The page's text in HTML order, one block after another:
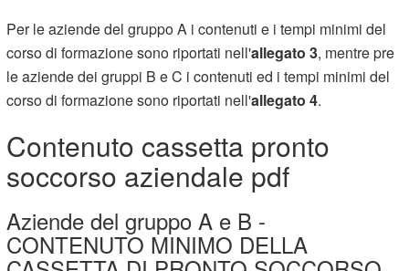
Per le aziende del gruppo A i contenuti e i tempi minimi del
corso di formazione sono riportati nell'allegato 3, mentre pre
le aziende dei gruppi B e C i contenuti ed i tempi minimi del
corso di formazione sono riportati nell'allegato 4.
Contenuto cassetta pronto
soccorso aziendale pdf
Aziende del gruppo A e B -
CONTENUTO MINIMO DELLA